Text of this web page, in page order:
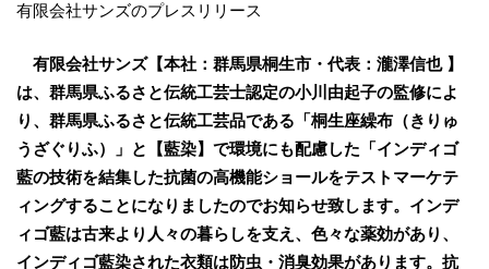
有限会社サンズのプレスリリース
有限会社サンズ【本社：群馬県桐生市・代表：瀧澤信也 】
は、群馬県ふるさと伝統工芸士認定の小川由起子の監修によ
り、群馬県ふるさと伝統工芸品である「桐生座繰布（きりゅ
うざぐりふ）」と【藍染】で環境にも配慮した「インディゴ
藍の技術を結集した抗菌の高機能ショールをテストマーケテ
ィングすることになりましたのでお知らせ致します。インデ
ィゴ藍は古来より人々の暮らしを支え、色々な薬効があり、
インディゴ藍染された衣類は防虫・消臭効果があります。抗